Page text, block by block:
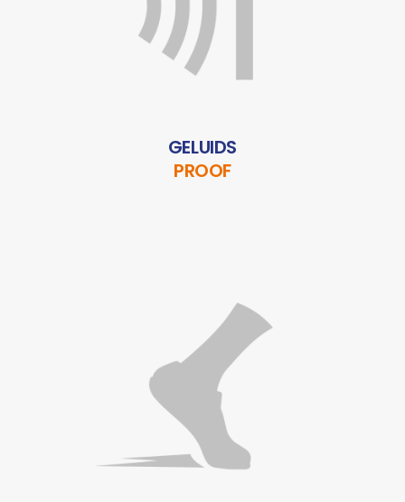
GELUIDS
PROOF